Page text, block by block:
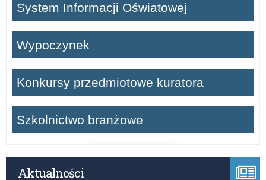
System Informacji Oświatowej
Wypoczynek
Konkursy przedmiotowe kuratora
Szkolnictwo branżowe
Aktualności